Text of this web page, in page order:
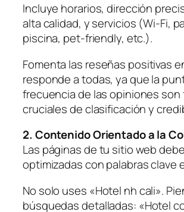
Incluye horarios, dirección
alta calidad, y servicios (Wi-Fi,
piscina, pet-friendly, etc.).
Fomenta las reseñas positivas
responde a todas, ya que la
frecuencia de las opiniones
cruciales de clasificación y
2. Contenido Orientado a la
Las páginas de tu sitio web
optimizadas con palabras clave
No solo uses «Hotel nh cali».
búsquedas detalladas: «Hotel